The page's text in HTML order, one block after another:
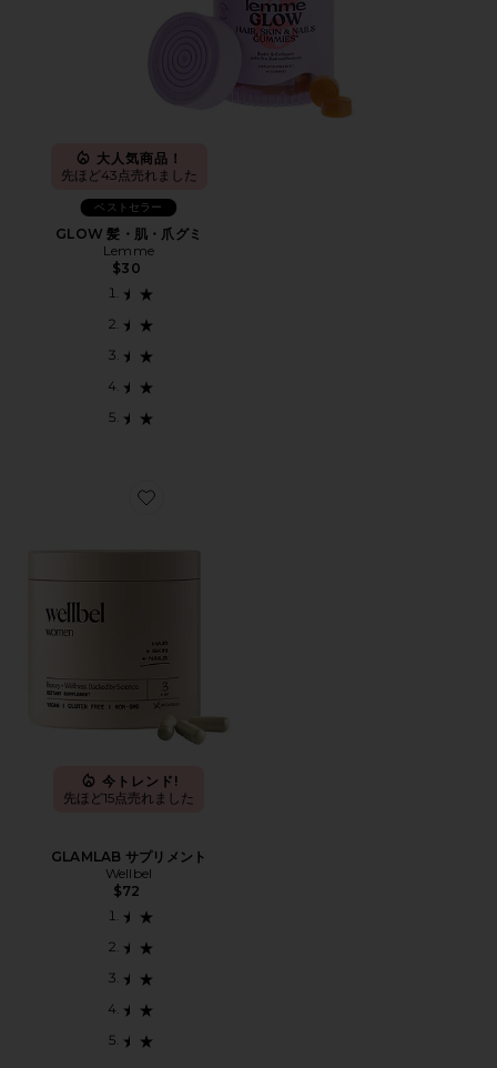
大人気商品！
先ほど43点売れました
ベストセラー
GLOW 髪・肌・爪グミ
Lemme
$30
Favorite GLAMLAB サプリメント
今トレンド!
先ほど15点売れました
GLAMLAB サプリメント
Wellbel
$72